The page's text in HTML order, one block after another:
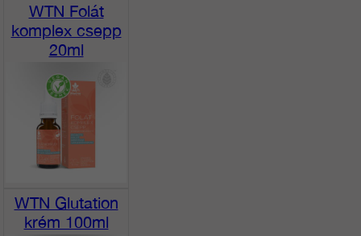
WTN Folát
komplex csepp
20ml
WTN Glutation
krém 100ml